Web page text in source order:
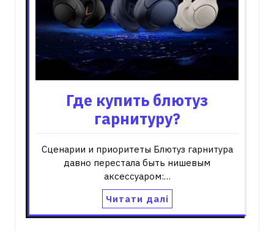
Где купить блютуз
гарнитуру?
Сценарии и приоритеты Блютуз гарнитура
давно перестала быть нишевым
аксессуаром:…
Читати далі